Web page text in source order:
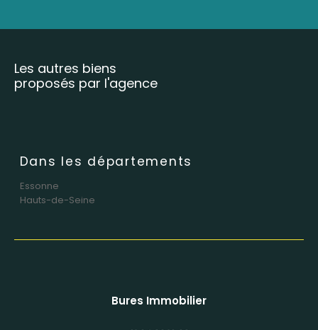
Les autres biens
proposés par l'agence
Dans les départements
Essonne
Hauts-de-Seine
Bures Immobilier